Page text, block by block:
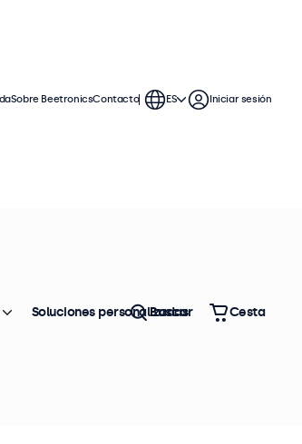
Sobre BeetronicsContacto ES Iniciar sesión
Soluciones personalizadas
Buscar Cesta